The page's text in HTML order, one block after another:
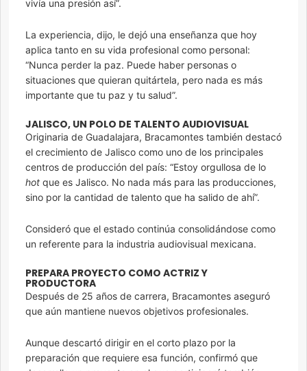
vivía una presión así”.
La experiencia, dijo, le dejó una enseñanza que hoy
aplica tanto en su vida profesional como personal:
“Nunca perder la paz. Puede haber personas o
situaciones que quieran quitártela, pero nada es más
importante que tu paz y tu salud”.
JALISCO, UN POLO DE TALENTO AUDIOVISUAL
Originaria de Guadalajara, Bracamontes también destacó
el crecimiento de Jalisco como uno de los principales
centros de producción del país: “Estoy orgullosa de lo
hot que es Jalisco. No nada más para las producciones,
sino por la cantidad de talento que ha salido de ahí”.
Consideró que el estado continúa consolidándose como
un referente para la industria audiovisual mexicana.
PREPARA PROYECTO COMO ACTRIZ Y
PRODUCTORA
Después de 25 años de carrera, Bracamontes aseguró
que aún mantiene nuevos objetivos profesionales.
Aunque descartó dirigir en el corto plazo por la
preparación que requiere esa función, confirmó que